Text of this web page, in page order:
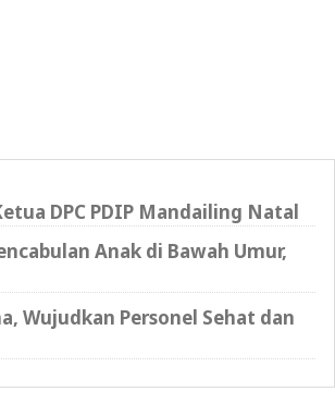
DPC PDIP Mandailing Natal
Anak di Bawah Umur,
Wujudkan Personel Sehat dan